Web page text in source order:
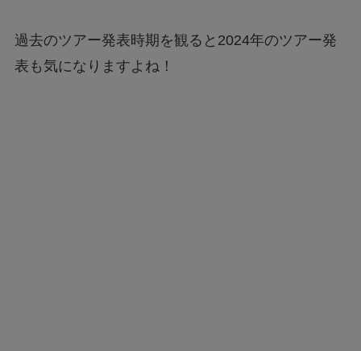
過去のツアー発表時期を観ると2024年のツアー発
表も気になりますよね！